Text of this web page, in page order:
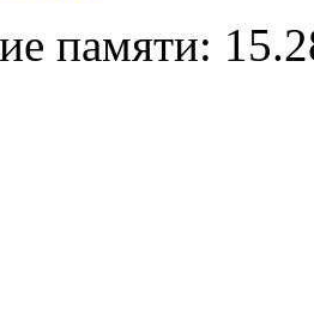
памяти: